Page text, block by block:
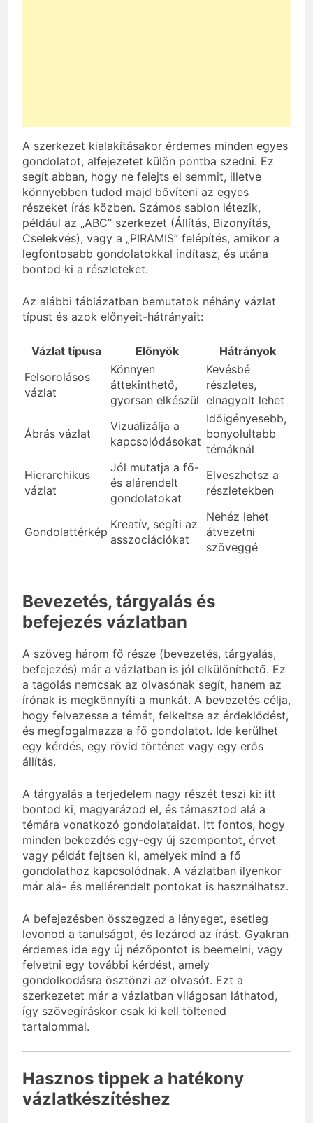
A szerkezet kialakításakor érdemes minden egyes
gondolatot, alfejezetet külön pontba szedni. Ez
segít abban, hogy ne felejts el semmit, illetve
könnyebben tudod majd bővíteni az egyes
részeket írás közben. Számos sablon létezik,
például az „ABC” szerkezet (Állítás, Bizonyítás,
Cselekvés), vagy a „PIRAMIS” felépítés, amikor a
legfontosabb gondolatokkal indítasz, és utána
bontod ki a részleteket.
Az alábbi táblázatban bemutatok néhány vázlat
típust és azok előnyeit-hátrányait:
Vázlat típusa Előnyök
Hátrányok
Felsorolásos
vázlat
Könnyen
áttekinthető,
gyorsan elkészül
Kevésbé
részletes,
elnagyolt lehet
Ábrás vázlat
Vizualizálja a
kapcsolódásokat
Időigényesebb,
bonyolultabb
témáknál
Hierarchikus
vázlat
Jól mutatja a fő-
és alárendelt
gondolatokat
Elveszhetsz a
részletekben
Gondolattérkép
Kreatív, segíti az
asszociációkat
Nehéz lehet
átvezetni
szöveggé
Bevezetés, tárgyalás és
befejezés vázlatban
A szöveg három fő része (bevezetés, tárgyalás,
befejezés) már a vázlatban is jól elkülöníthető. Ez
a tagolás nemcsak az olvasónak segít, hanem az
írónak is megkönnyíti a munkát. A bevezetés célja,
hogy felvezesse a témát, felkeltse az érdeklődést,
és megfogalmazza a fő gondolatot. Ide kerülhet
egy kérdés, egy rövid történet vagy egy erős
állítás.
A tárgyalás a terjedelem nagy részét teszi ki: itt
bontod ki, magyarázod el, és támasztod alá a
témára vonatkozó gondolataidat. Itt fontos, hogy
minden bekezdés egy-egy új szempontot, érvet
vagy példát fejtsen ki, amelyek mind a fő
gondolathoz kapcsolódnak. A vázlatban ilyenkor
már alá- és mellérendelt pontokat is használhatsz.
A befejezésben összegzed a lényeget, esetleg
levonod a tanulságot, és lezárod az írást. Gyakran
érdemes ide egy új nézőpontot is beemelni, vagy
felvetni egy további kérdést, amely
gondolkodásra ösztönzi az olvasót. Ezt a
szerkezetet már a vázlatban világosan láthatod,
így szövegíráskor csak ki kell töltened
tartalommal.
Hasznos tippek a hatékony
vázlatkészítéshez